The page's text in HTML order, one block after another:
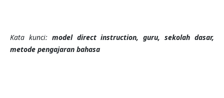
Kata kunci: model direct instruction, guru, sekolah dasar,
metode pengajaran bahasa